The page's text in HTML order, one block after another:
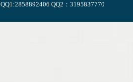
QQ1:2858892406 QQ2：3195837770